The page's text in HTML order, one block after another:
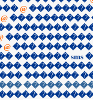
@ ���
@ ��� �������
������� �
���
@ ���
������� sms �
�������
�����